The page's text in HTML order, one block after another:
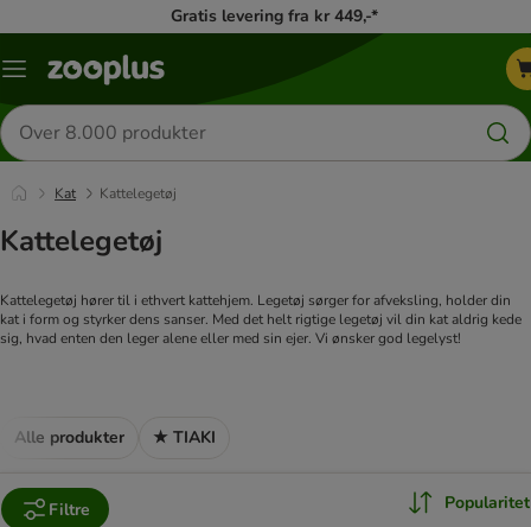
Gratis levering fra kr 449,-*
Menu
Søg
efter
produkter
Kat Kattelegetøj
Kattelegetøj
Kattelegetøj hører til i ethvert kattehjem. Legetøj sørger for afveksling, holder din
kat i form og styrker dens sanser. Med det helt rigtige legetøj vil din kat aldrig kede
sig, hvad enten den leger alene eller med sin ejer. Vi ønsker god legelyst!
Alle produkter ★ TIAKI
Filtre Popularitet